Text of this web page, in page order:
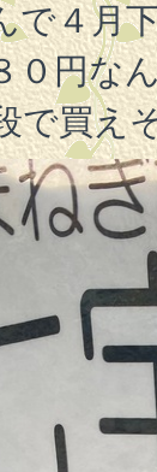
で４月
０円な
で買え